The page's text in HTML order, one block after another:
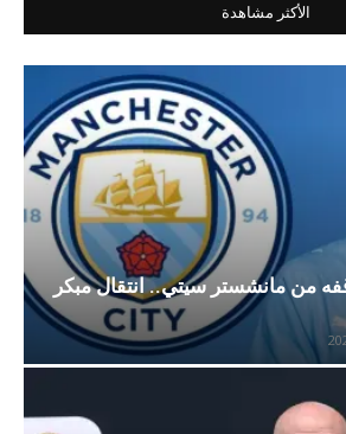
الأكثر مشاهدة
من مانشستر سيتي.. انتقال مبكر